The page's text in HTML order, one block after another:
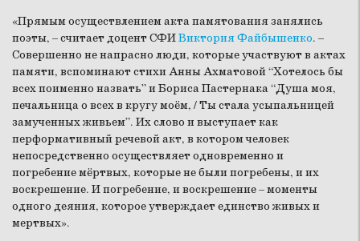
«Прямым осуществлением акта памятования занялись
поэты, – считает доцент СФИВиктория Файбышенко. –
Совершенно не напрасно люди, которые участвуют в актах
памяти, вспоминают стихи Анны Ахматовой “Хотелось бы
всех поименно назвать” и Бориса Пастернака “Душа моя,
печальница о всех в кругу моём, / Ты стала усыпальницей
замученных живьем”. Их слово и выступает как
перформативный речевой акт, в котором человек
непосредственно осуществляет одновременно и
погребение мёртвых, которые не были погребены, и их
воскрешение. И погребение, и воскрешение – моменты
одного деяния, которое утверждает единство живых и
мертвых».